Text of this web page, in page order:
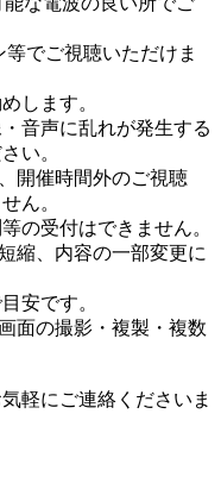
でご視聴いただけま
します。
音声に乱れが発生する
い。
開催時間外のご視聴
ん。
の受付はできません。
縮、内容の一部変更に
安です。
面の撮影・複製・複数
軽にご連絡くださいま